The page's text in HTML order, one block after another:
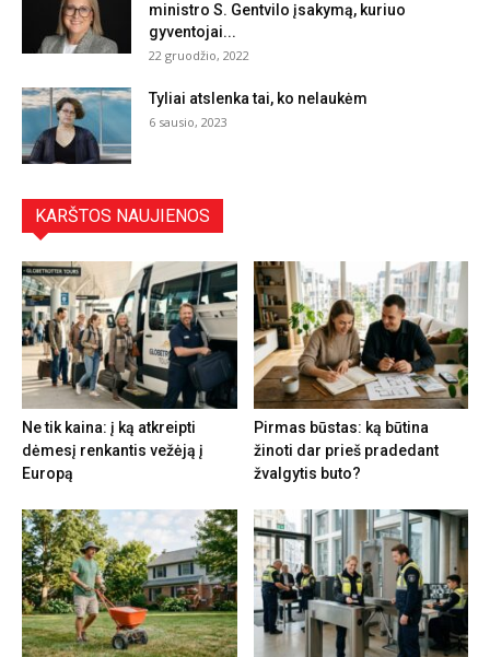
ministro S. Gentvilo įsakymą, kuriuo
gyventojai...
22 gruodžio, 2022
Tyliai atslenka tai, ko nelaukėm
6 sausio, 2023
KARŠTOS NAUJIENOS
Ne tik kaina: į ką atkreipti
dėmesį renkantis vežėją į
Europą
Pirmas būstas: ką būtina
žinoti dar prieš pradedant
žvalgytis buto?